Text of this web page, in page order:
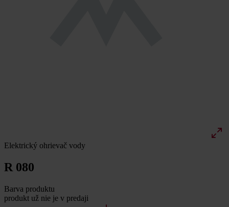
Elektrický ohrievač vody
R 080
Barva produktu
produkt už nie je v predaji